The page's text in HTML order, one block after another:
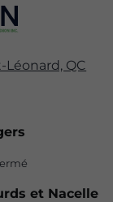
Léonard, QC
et Nacelle